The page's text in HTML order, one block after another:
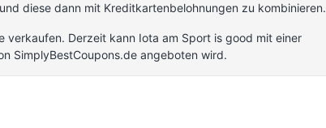
diese dann mit Kreditkartenbelohnungen zu kombinieren.
Derzeit kann Iota am Sport is good mit einer
SimplyBestCoupons.de angeboten wird.